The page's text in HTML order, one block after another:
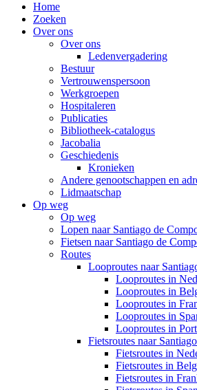
Home
Zoeken
Over ons
Over ons
Ledenvergadering
Bestuur
Vertrouwenspersoon
Werkgroepen
Hospitaleren
Publicaties
Bibliotheek-catalogus
Jacobalia
Geschiedenis
Kronieken
Andere genootschappen en
Lidmaatschap
Op weg
Op weg
Lopen naar Santiago de
Fietsen naar Santiago de
Routes
Looproutes naar
Looproutes in
Looproutes in
Looproutes in
Looproutes in
Looproutes in
Fietsroutes naar
Fietsroutes in
Fietsroutes in
Fietsroutes in